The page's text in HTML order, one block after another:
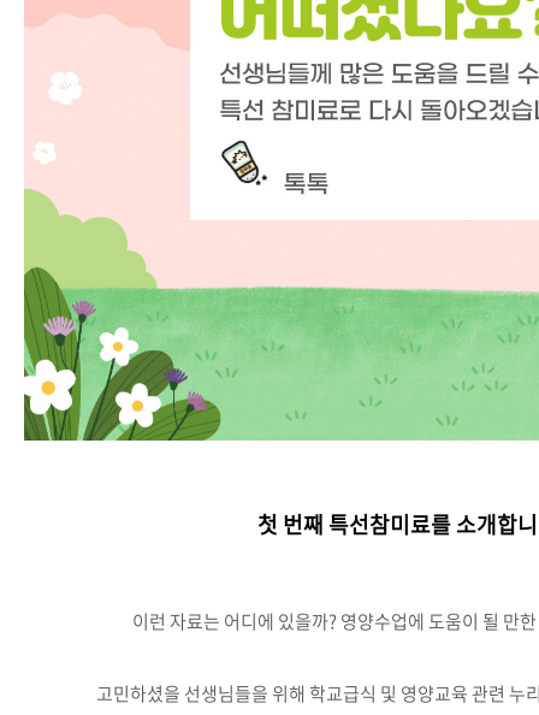
첫 번째 특선참미료를 소개합
이런 자료는 어디에 있을까? 영양수업에 도움이 될 만
고민하셨을 선생님들을 위해 학교급식 및 영양교육 관련 누